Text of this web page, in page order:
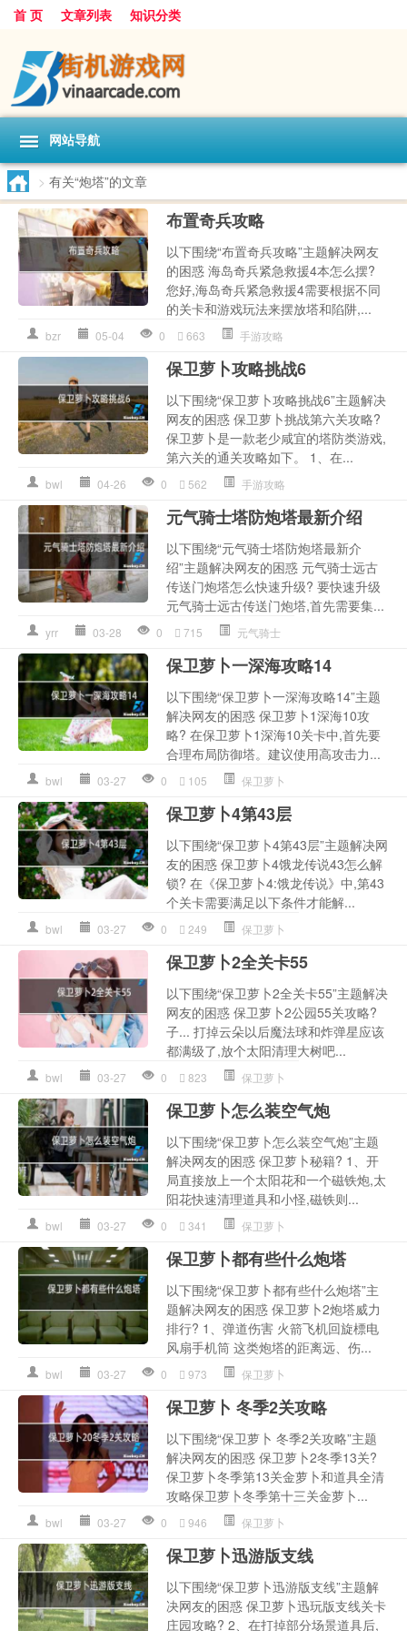
首 页 文章列表 知识分类
网站导航
> 有关“炮塔”的文章
布置奇兵攻略
以下围绕“布置奇兵攻略”主题解决网友
的困惑 海岛奇兵紧急救援4本怎么摆?
您好,海岛奇兵紧急救援4需要根据不同
的关卡和游戏玩法来摆放塔和陷阱,...
bzr 05-04 0 663 手游攻略
保卫萝卜攻略挑战6
以下围绕“保卫萝卜攻略挑战6”主题解决
网友的困惑 保卫萝卜挑战第六关攻略?
保卫萝卜是一款老少咸宜的塔防类游戏,
第六关的通关攻略如下。 1、在...
bwl 04-26 0 562 手游攻略
元气骑士塔防炮塔最新介绍
以下围绕“元气骑士塔防炮塔最新介
绍”主题解决网友的困惑 元气骑士远古
传送门炮塔怎么快速升级? 要快速升级
元气骑士远古传送门炮塔,首先需要集...
yrr 03-28 0 715 元气骑士
保卫萝卜一深海攻略14
以下围绕“保卫萝卜一深海攻略14”主题
解决网友的困惑 保卫萝卜1深海10攻
略? 在保卫萝卜1深海10关卡中,首先要
合理布局防御塔。建议使用高攻击力...
bwl 03-27 0 105 保卫萝卜
保卫萝卜4第43层
以下围绕“保卫萝卜4第43层”主题解决网
友的困惑 保卫萝卜4饿龙传说43怎么解
锁? 在《保卫萝卜4:饿龙传说》中,第43
个关卡需要满足以下条件才能解...
bwl 03-27 0 249 保卫萝卜
保卫萝卜2全关卡55
以下围绕“保卫萝卜2全关卡55”主题解决
网友的困惑 保卫萝卜2公园55关攻略?
子... 打掉云朵以后魔法球和炸弹星应该
都满级了,放个太阳清理大树吧...
bwl 03-27 0 823 保卫萝卜
保卫萝卜怎么装空气炮
以下围绕“保卫萝卜怎么装空气炮”主题
解决网友的困惑 保卫萝卜秘籍? 1、开
局直接放上一个太阳花和一个磁铁炮,太
阳花快速清理道具和小怪,磁铁则...
bwl 03-27 0 341 保卫萝卜
保卫萝卜都有些什么炮塔
以下围绕“保卫萝卜都有些什么炮塔”主
题解决网友的困惑 保卫萝卜2炮塔威力
排行? 1、弹道伤害 火箭飞机回旋標电
风扇手机筒 这类炮塔的距离远、伤...
bwl 03-27 0 973 保卫萝卜
保卫萝卜 冬季2关攻略
以下围绕“保卫萝卜 冬季2关攻略”主题
解决网友的困惑 保卫萝卜2冬季13关?
保卫萝卜冬季第13关金萝卜和道具全清
攻略保卫萝卜冬季第十三关金萝卜...
bwl 03-27 0 946 保卫萝卜
保卫萝卜迅游版支线
以下围绕“保卫萝卜迅游版支线”主题解
决网友的困惑 保卫萝卜迅玩版支线关卡
庄园攻略? 2、在打掉部分场景道具后,